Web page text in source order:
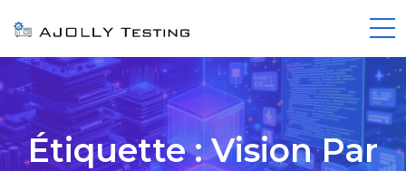
Étiquette :Vision Par